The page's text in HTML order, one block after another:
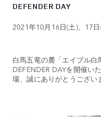
DEFENDER DAY
2021年10月16日(土)、17
白馬五竜の麓「エイブル白
DEFENDER DAYを開催い
場、誠にありがとうござい